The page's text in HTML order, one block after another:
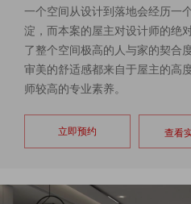
一个空间从设计到落地会经历一
淀，而本案的屋主对设计师的绝
了整个空间极高的人与家的契合
审美的舒适感都来自于屋主的高
师较高的专业素养。
立即预约 查看